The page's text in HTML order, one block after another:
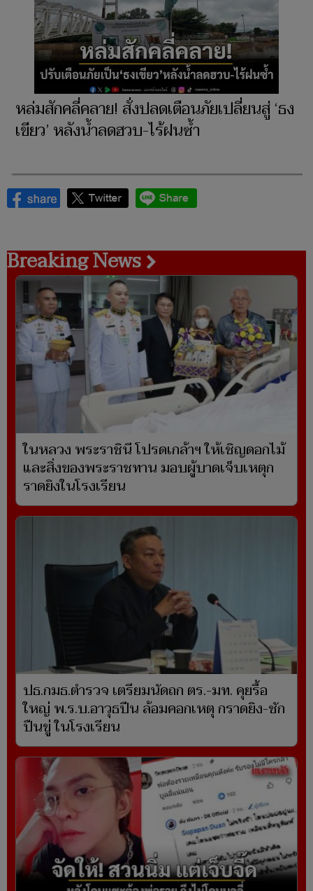
หล่มสักคลี่คลาย! สั่งปลดเตือนภัยเปลี่ยนสู่ ‘ธง
เขียว’ หลังน้ำลดฮวบ-ไร้ฝนซ้ำ
Breaking News
ในหลวง พระราชินี โปรดเกล้าฯ ให้เชิญดอกไม้
และสิ่งของพระราชทาน มอบผู้บาดเจ็บเหตุก
ราดยิงในโรงเรียน
ปธ.กมธ.ตำรวจ เตรียมนัดถก ตร.-มท. คุยรื้อ
ใหญ่ พ.ร.บ.อาวุธปืน ล้อมคอกเหตุ กราดยิง-ชัก
ปืนขู่ ในโรงเรียน